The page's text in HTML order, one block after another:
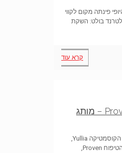
פינתה מקום לקווי
בולט: השקת
קרא עוד
יוליה גל מציגה: Proven – מותג
יוליה גל, בעלת רשת טיפולי הקוסמטיקה Yullia,
משיקה לראשונה את מותג הטיפוח Proven,